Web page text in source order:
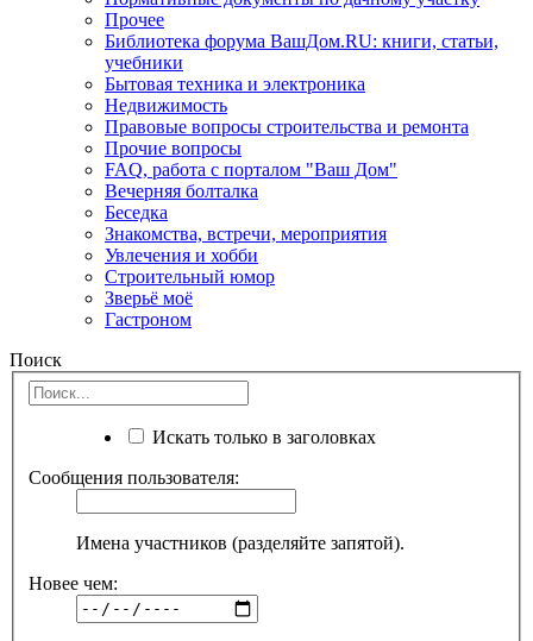
Прочее
Библиотека форума ВашДом.RU: книги, статьи,
учебники
Бытовая техника и электроника
Недвижимость
Правовые вопросы строительства и ремонта
Прочие вопросы
FAQ, работа с порталом "Ваш Дом"
Вечерняя болталка
Беседка
Знакомства, встречи, мероприятия
Увлечения и хобби
Строительный юмор
Зверьё моё
Гастроном
Поиск
Искать только в заголовках
Сообщения пользователя:
Имена участников (разделяйте запятой).
Новее чем: